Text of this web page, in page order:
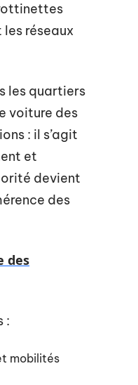
réseaux
les quartiers
voiture des
: il s’agit
et
devient
des
des
:
mobilités